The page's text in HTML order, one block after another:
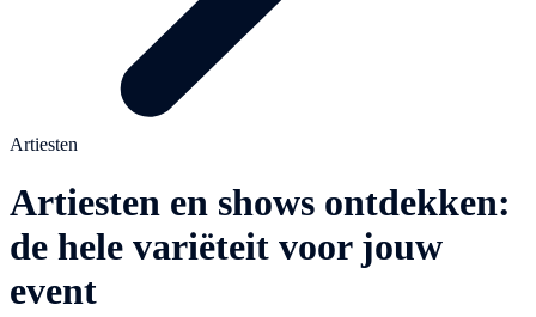
Artiesten
Artiesten en shows ontdekken:
de hele variëteit voor jouw
event